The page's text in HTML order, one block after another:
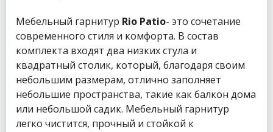
Мебельный гарнитур Rio Patio- это сочетание
современного стиля и комфорта. В состав
комплекта входят два низких стула и
квадратный столик, который, благодаря своим
небольшим размерам, отлично заполняет
небольшие пространства, такие как балкон дома
или небольшой садик. Мебельный гарнитур
легко чистится, прочный и стойкой к